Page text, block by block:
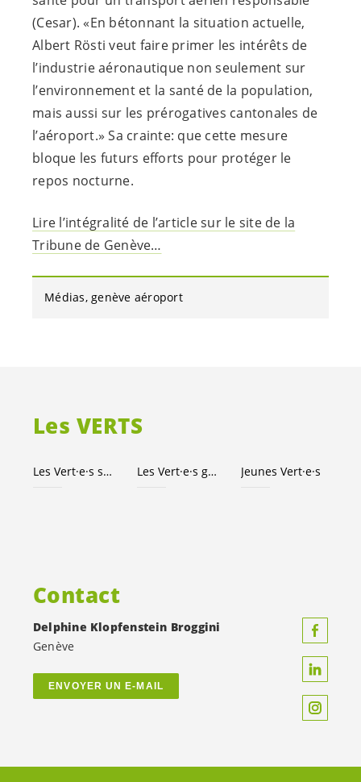
(Cesar). «En bétonnant la situation actuelle,
Albert Rösti veut faire primer les intérêts de
l’industrie aéronautique non seulement sur
l’environnement et la santé de la population,
mais aussi sur les prérogatives cantonales de
l’aéroport.» Sa crainte: que cette mesure
bloque les futurs efforts pour protéger le
repos nocturne.
Lire l’intégralité de l’article sur le site de la
Tribune de Genève…
Médias genève aéroport
Les VERTS
Les Vert·e·s suisses Les Vert·e·s genevois·es Jeunes Vert·e·s
Contact
Delphine Klopfenstein Broggini
Genève
ENVOYER UN E-MAIL